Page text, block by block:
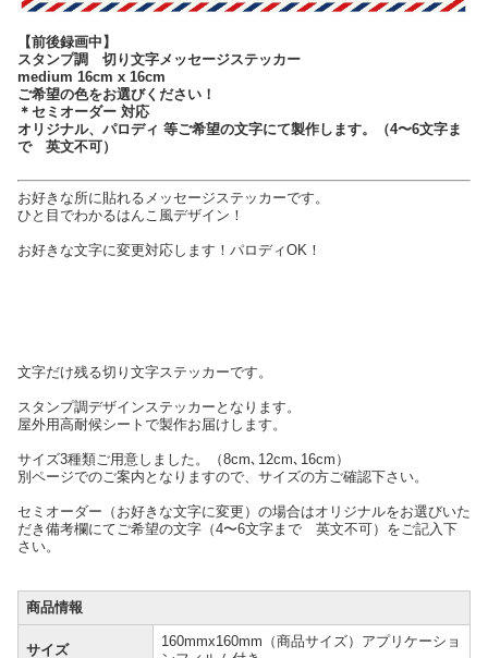
【前後録画中】
スタンプ調 切り文字メッセージステッカー
medium 16cm x 16cm
ご希望の色をお選びください！
＊セミオーダー 対応
オリジナル、パロディ 等ご希望の文字にて製作します。（4〜6文字ま
で 英文不可）
お好きな所に貼れるメッセージステッカーです。
ひと目でわかるはんこ風デザイン！
お好きな文字に変更対応します！パロディOK！
文字だけ残る切り文字ステッカーです。
スタンプ調デザインステッカーとなります。
屋外用高耐候シートで製作お届けします。
サイズ3種類ご用意しました。（8cm､12cm､16cm）
別ページでのご案内となりますので、サイズの方ご確認下さい。
セミオーダー（お好きな文字に変更）の場合はオリジナルをお選びいた
だき備考欄にてご希望の文字（4〜6文字まで 英文不可）をご記入下
さい。
商品情報
サイズ
160mmx160mm（商品サイズ）アプリケーショ